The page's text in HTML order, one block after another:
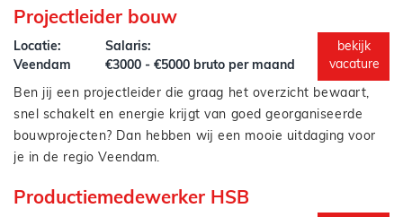
Uitwerken van revisiegegevens in 2D en 3D
Opstellen van as-built tekeningen
Ondersteunen bij het ontwerp van HDD-boringen
Afstemmen met collega’s, opdrachtgevers en
uitvoerders
Bijdragen aan een soepel verloop van projecten
Je start in de rol van tekenaar/revisie en krijgt de
mogelijkheid om door te groeien naar volwaardig Engineer
HDD.
Projectleider bouw
Locatie:
Veendam
Salaris:
€3000 - €5000 bruto per maand
bekijk
vacature
Ben jij een projectleider die graag het overzicht bewaart,
snel schakelt en energie krijgt van goed georganiseerde
bouwprojecten? Dan hebben wij een mooie uitdaging voor
je in de regio Veendam.
naar eenprojectleider bouwdie verantwoordelijkheid durft
Productiemedewerker HSB